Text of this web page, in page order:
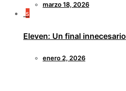
marzo 18, 2026
5
Eleven: Un final innecesario
enero 2, 2026